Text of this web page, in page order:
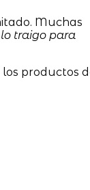
Muchas
traigo para
productos